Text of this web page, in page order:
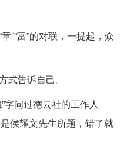
”“富”的对联，一提起，众
式告诉自己。
字问过德云社的工作人
侯耀文先生所题，错了就